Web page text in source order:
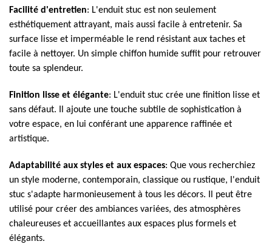
Facilité d'entretien: L'enduit stuc est non seulement
esthétiquement attrayant, mais aussi facile à entretenir. Sa
surface lisse et imperméable le rend résistant aux taches et
facile à nettoyer. Un simple chiffon humide suffit pour retrouver
toute sa splendeur.
Finition lisse et élégante: L'enduit stuc crée une finition lisse et
sans défaut. Il ajoute une touche subtile de sophistication à
votre espace, en lui conférant une apparence raffinée et
artistique.
Adaptabilité aux styles et aux espaces: Que vous recherchiez
un style moderne, contemporain, classique ou rustique, l'enduit
stuc s'adapte harmonieusement à tous les décors. Il peut être
utilisé pour créer des ambiances variées, des atmosphères
chaleureuses et accueillantes aux espaces plus formels et
élégants.